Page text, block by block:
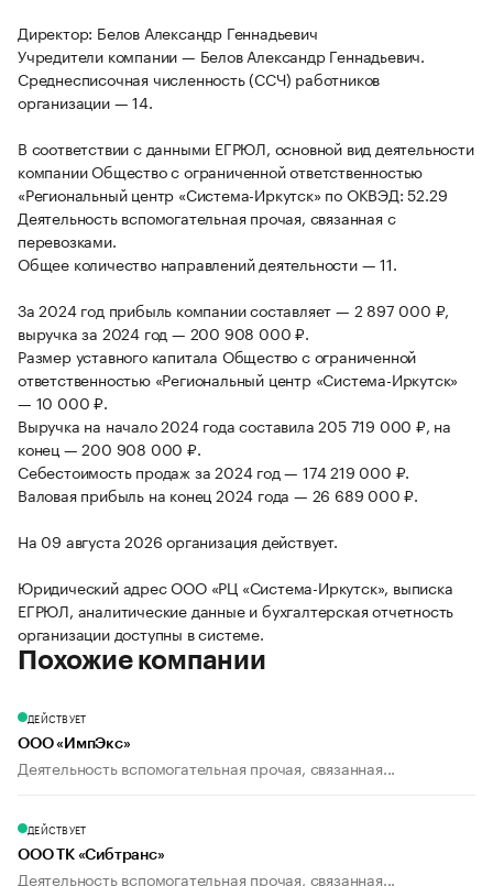
Директор: Белов Александр Геннадьевич
Учредители компании — Белов Александр Геннадьевич.
Среднесписочная численность (ССЧ) работников
организации — 14.
В соответствии с данными ЕГРЮЛ, основной вид деятельности
компании Общество с ограниченной ответственностью
«Региональный центр «Система-Иркутск» по ОКВЭД: 52.29
Деятельность вспомогательная прочая, связанная с
перевозками.
Общее количество направлений деятельности — 11.
За 2024 год прибыль компании составляет — 2 897 000 ₽,
выручка за 2024 год — 200 908 000 ₽.
Размер уставного капитала Общество с ограниченной
ответственностью «Региональный центр «Система-Иркутск»
— 10 000 ₽.
Выручка на начало 2024 года составила 205 719 000 ₽, на
конец — 200 908 000 ₽.
Себестоимость продаж за 2024 год — 174 219 000 ₽.
Валовая прибыль на конец 2024 года — 26 689 000 ₽.
На 09 августа 2026 организация действует.
Юридический адрес ООО «РЦ «Система-Иркутск», выписка
ЕГРЮЛ, аналитические данные и бухгалтерская отчетность
организации доступны в системе.
Похожие компании
ДЕЙСТВУЕТ
ООО «ИмпЭкс»
Деятельность вспомогательная прочая, связанная...
ДЕЙСТВУЕТ
ООО ТК «Сибтранс»
Деятельность вспомогательная прочая, связанная...